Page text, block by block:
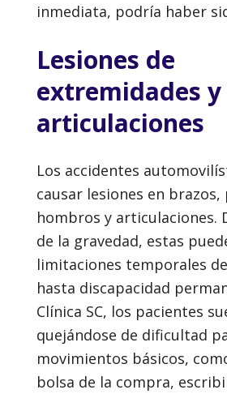
inmediata, podría haber
Lesiones de
extremidades y
articulaciones
Los accidentes
causar lesiones en brazos,
hombros y articulaciones.
de la gravedad, estas
limitaciones temporales
hasta discapacidad
Clínica SC, los pacientes
quejándose de dificultad
movimientos básicos,
bolsa de la compra,